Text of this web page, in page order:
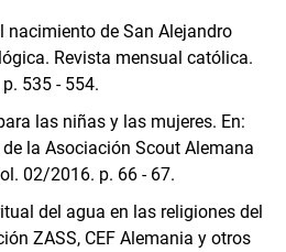
nacimiento de San Alejandro
Revista mensual católica.
535 - 554.
las niñas y las mujeres. En:
la Asociación Scout Alemana
02/2016. p. 66 - 67.
del agua en las religiones del
ZASS, CEF Alemania y otros